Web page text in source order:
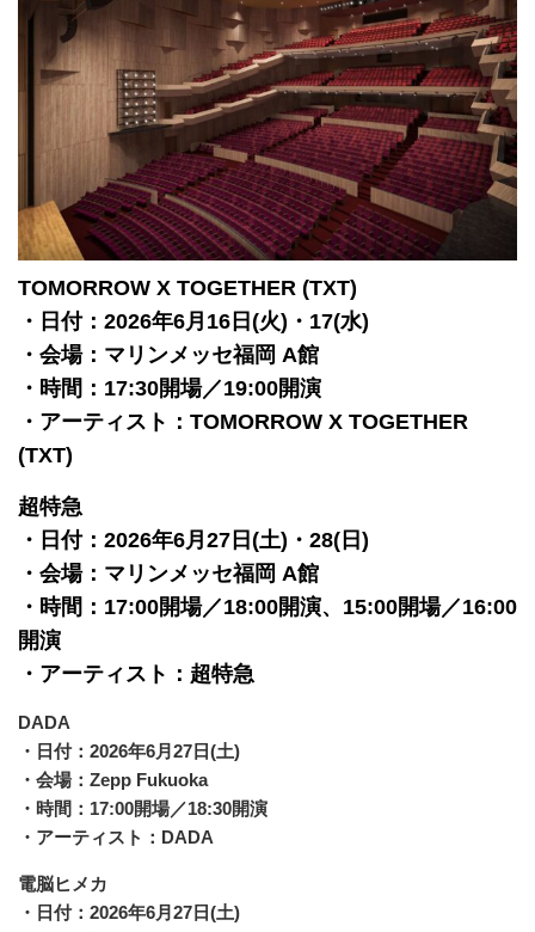
TOMORROW X TOGETHER (TXT)
・日付：2026年6月16日(火)・17(水)
・会場：マリンメッセ福岡 A館
・時間：17:30開場／19:00開演
・アーティスト：TOMORROW X TOGETHER
(TXT)
超特急
・日付：2026年6月27日(土)・28(日)
・会場：マリンメッセ福岡 A館
・時間：17:00開場／18:00開演、15:00開場／16:00
開演
・アーティスト：超特急
DADA
・日付：2026年6月27日(土)
・会場：Zepp Fukuoka
・時間：17:00開場／18:30開演
・アーティスト：DADA
電脳ヒメカ
・日付：2026年6月27日(土)